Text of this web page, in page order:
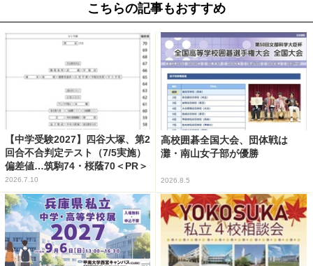
こちらの記事もおすすめ
【中学受験2027】四谷大塚、第2
回合不合判定テスト（7/5実施）
偏差値…筑駒74・桜蔭70＜PR＞
2026.7.10
高校囲碁全国大会、団体戦は
灘・南山女子部が優勝
2026.8.5